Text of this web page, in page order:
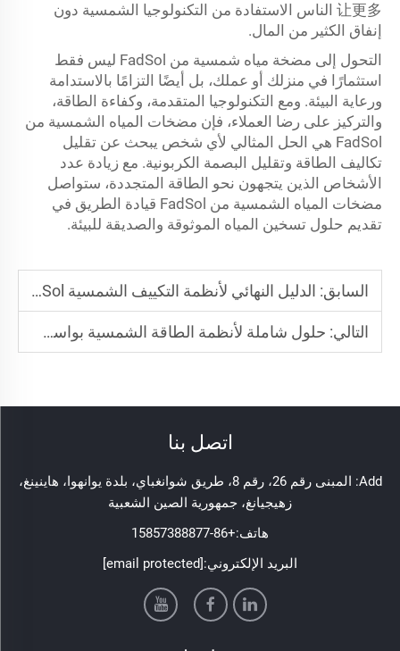
让更多 الناس الاستفادة من التكنولوجيا الشمسية دون
إنفاق الكثير من المال.
التحول إلى مضخة مياه شمسية من FadSol ليس فقط
استثمارًا في منزلك أو عملك، بل أيضًا التزامًا بالاستدامة
ورعاية البيئة. ومع التكنولوجيا المتقدمة، وكفاءة الطاقة،
والتركيز على رضا العملاء، فإن مضخات المياه الشمسية من
FadSol هي الحل المثالي لأي شخص يبحث عن تقليل
تكاليف الطاقة وتقليل البصمة الكربونية. مع زيادة عدد
الأشخاص الذين يتجهون نحو الطاقة المتجددة، ستواصل
مضخات المياه الشمسية من FadSol قيادة الطريق في
تقديم حلول تسخين المياه الموثوقة والصديقة للبيئة.
السابق: الدليل النهائي لأنظمة التكييف الشمسية FadSol: حلول تبريد موفرة للطاقة وصديقة للبيئة
التالي: حلول شاملة لأنظمة الطاقة الشمسية بواسطة FadSol
اتصل بنا
Add: المبنى رقم 26، رقم 8، طريق شوانغباي، بلدة يوانهوا، هاينينغ،
زهيجيانغ، جمهورية الصين الشعبية
هاتف:+86-15857388877
البريد الإلكتروني:[email protected]